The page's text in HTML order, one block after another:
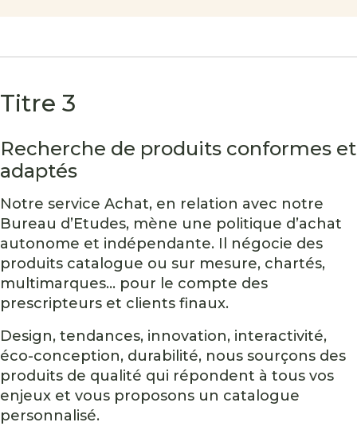
Titre 3
Recherche de produits conformes et
adaptés
Notre service Achat, en relation avec notre
Bureau d’Etudes, mène une politique d’achat
autonome et indépendante. Il négocie des
produits catalogue ou sur mesure, chartés,
multimarques... pour le compte des
prescripteurs et clients finaux.
Design, tendances, innovation, interactivité,
éco-conception, durabilité, nous sourçons des
produits de qualité qui répondent à tous vos
enjeux et vous proposons un catalogue
personnalisé.